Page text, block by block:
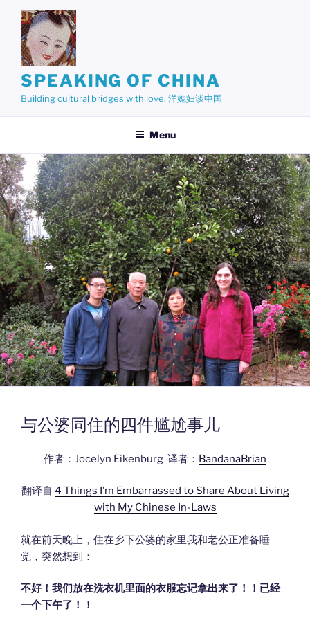
content
SPEAKING OF CHINA
Building cultural bridges with love. 洋媳妇谈中国
Menu
与公婆同住的四件尴尬事儿
作者：Jocelyn Eikenburg 译者： BandanaBrian
翻译自 4 Things I’m Embarrassed to Share About Living
with My Chinese In-Laws
就在前天晚上，住在乡下公婆的家里我和老公正准备睡
觉，突然想到：
不好！我们放在洗衣机里面的衣服忘记拿出来了！！已经
一个下午了！！